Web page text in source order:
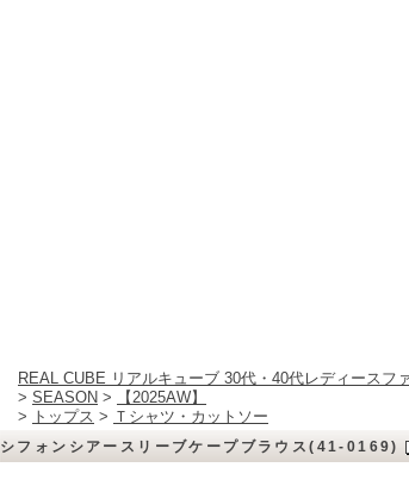
REAL CUBE リアルキューブ 30代・40代レディースフ
> SEASON >
【2025AW】
> トップス > Ｔシャツ・カットソー
シフォンシアースリーブケープブラウス(41-0169)